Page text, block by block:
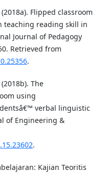
Flipped classroom
teaching reading skill in
Journal of Pedagogy
Retrieved from
.
The
using
verbal linguistic
of Engineering &
.
Kajian Teoritis